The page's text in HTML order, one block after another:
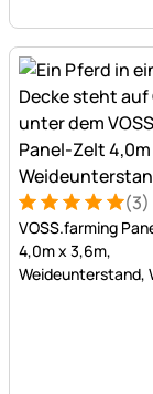
Bewertung: 5
3 Bewertungen
(3)
VOSS.farming
4,0m x 3,6m,
Weideunterstand,